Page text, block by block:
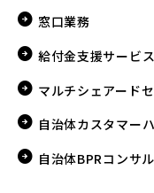
窓口業務
給付金支援サービス
マルチシェアード
自治体カスタマー
自治体BPRコンサ